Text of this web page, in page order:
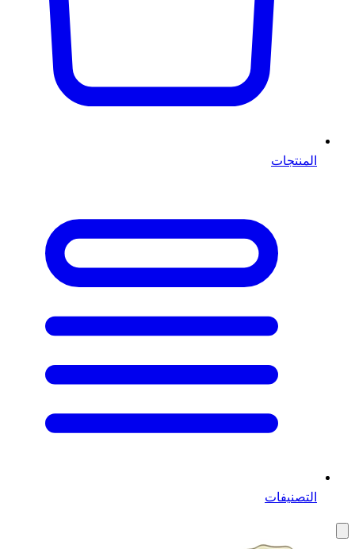
المنتجات
التصنيفات